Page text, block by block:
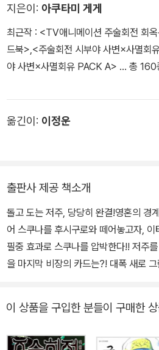
지은이: 아쿠타미 게게
최근작 : <TV애니메이션 주술회전 회
드북> <주술회전 시부야 사변×사멸회
야 사변×사멸회유 PACK A> … 총 160
옮긴이: 이정운
출판사 제공 책소개
돌고 도는 저주, 당당히 완결!영혼의 경
어 스쿠나를 후시구로와 떼어놓고자,
필중 효과로 스쿠나를 압박한다!! 저주
을 마지막 비장의 카드는?! 대폭 새로
이 상품을 구입한 분들이 구매한